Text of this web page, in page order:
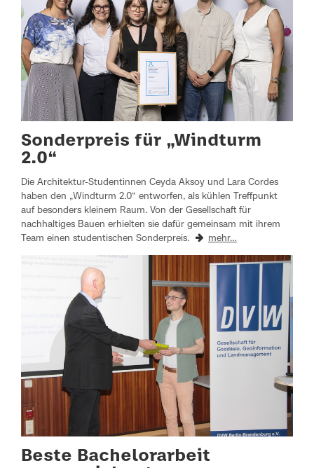
Sonderpreis für „Windturm
2.0“
Die Architektur-Studentinnen Ceyda Aksoy und Lara Cordes
haben den „Windturm 2.0“ entworfen, als kühlen Treffpunkt
auf besonders kleinem Raum. Von der Gesellschaft für
nachhaltiges Bauen erhielten sie dafür gemeinsam mit ihrem
Team einen studentischen Sonderpreis.
mehr…
Beste Bachelorarbeit